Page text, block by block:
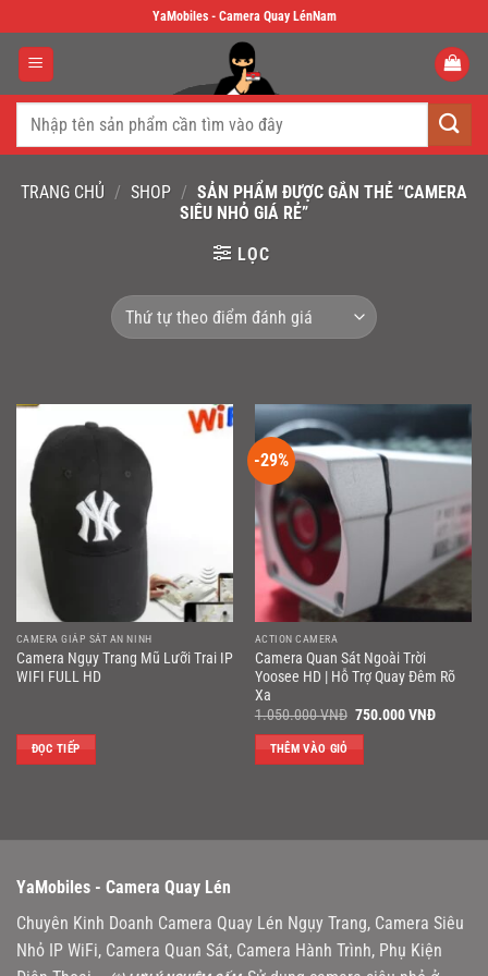
to
content
YaMobiles - Camera Quay LénNam
Tìm
TRANG CHỦ / SHOP / SẢN PHẨM ĐƯỢC GẮN THẺ “CAMERA
SIÊU NHỎ GIÁ RẺ”
LỌC
CAMERA GIÁP SÁT AN NINH
Camera Ngụy Trang Mũ Lưỡi Trai IP
WIFI FULL HD
ĐỌC TIẾP
-29%
ACTION CAMERA
Camera Quan Sát Ngoài Trời
Yoosee HD | Hỗ Trợ Quay Đêm Rõ
Xa
1.050.000VNĐ Giá
750.000VNĐGiá
THÊM VÀO GIỎ
YaMobiles - Camera Quay Lén
Chuyên Kinh Doanh Camera Quay Lén Ngụy Trang, Camera Siêu
Nhỏ IP WiFi, Camera Quan Sát, Camera Hành Trình, Phụ Kiện